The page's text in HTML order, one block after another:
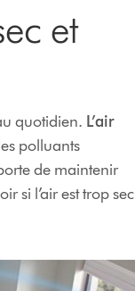
et
quotidien. L’air
polluants
de maintenir
si l’air est trop sec